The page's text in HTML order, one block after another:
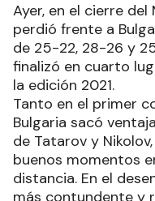
Ayer, en el cierre del
perdió frente a
de 25-22, 28-26 y
finalizó en cuarto
la edición 2021.
Tanto en el primer
Bulgaria sacó
de Tatarov y
buenos momentos
distancia. En el